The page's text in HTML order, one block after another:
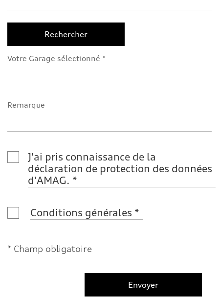
Rechercher
Votre Garage sélectionné
Remarque
J'ai pris connaissance de la
déclaration de protection des données
d'AMAG.
Conditions générales
* Champ obligatoire
Envoyer